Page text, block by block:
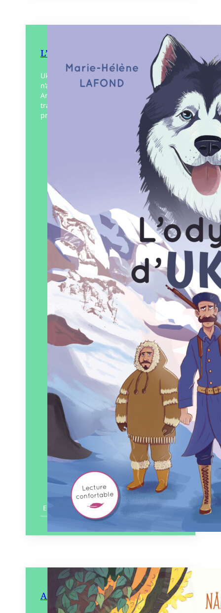
L’Odyssée d’Ukiak
Ukiak est un jeune chien de traîneau qui
n’a connu que son Alaska. Un jour
Amaguq, son musher inuit, l’emmène
traverser la moitié du globe pour venir
prêter…
ZTL – ZéTooLu
En savoir plus
Azel et les Florafaunes